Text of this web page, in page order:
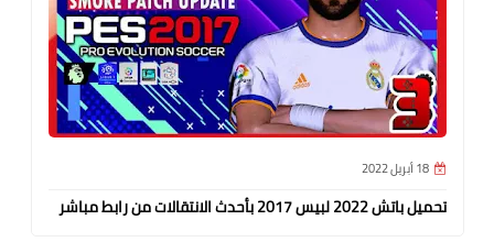
18 أبريل 2022
تحميل باتش 2022 لبيس 2017 بأحدث الانتقالات من رابط مباشر